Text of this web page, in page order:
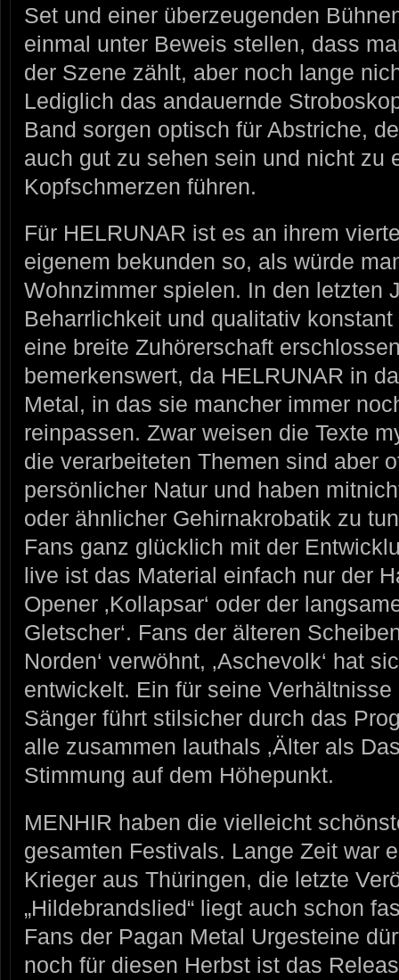
Set und einer überzeugenden
einmal unter Beweis stellen, dass
der Szene zählt, aber noch lange
Lediglich das andauernde
Band sorgen optisch für Abstriche,
auch gut zu sehen sein und nicht zu
Kopfschmerzen führen.
Für HELRUNAR ist es an ihrem
eigenem bekunden so, als würde
Wohnzimmer spielen. In den letzten
Beharrlichkeit und qualitativ
eine breite Zuhörerschaft
bemerkenswert, da HELRUNAR in
Metal, in das sie mancher immer
reinpassen. Zwar weisen die Texte
die verarbeiteten Themen sind aber
persönlicher Natur und haben
oder ähnlicher Gehirnakrobatik zu
Fans ganz glücklich mit der
live ist das Material einfach nur der
Opener ‚Kollapsar‘ oder der
Gletscher‘. Fans der älteren
Norden‘ verwöhnt, ‚Aschevolk‘ hat
entwickelt. Ein für seine
Sänger führt stilsicher durch das
alle zusammen lauthals ‚Älter als
Stimmung auf dem Höhepunkt.
MENHIR haben die vielleicht
gesamten Festivals. Lange Zeit war
Krieger aus Thüringen, die letzte
„Hildebrandslied“ liegt auch schon
Fans der Pagan Metal Urgesteine
noch für diesen Herbst ist das